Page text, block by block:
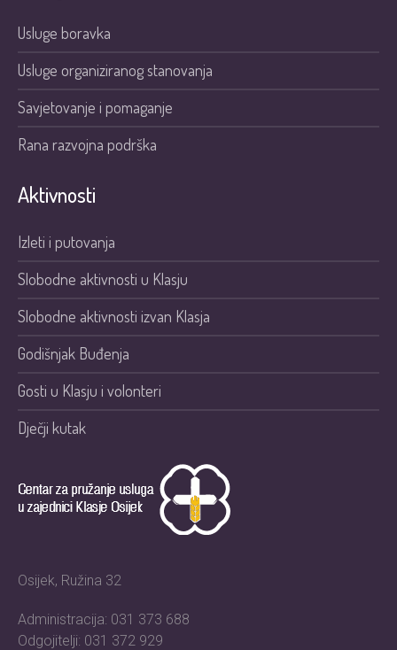
Usluge boravka
Usluge organiziranog stanovanja
Savjetovanje i pomaganje
Rana razvojna podrška
Aktivnosti
Izleti i putovanja
Slobodne aktivnosti u Klasju
Slobodne aktivnosti izvan Klasja
Godišnjak Buđenja
Gosti u Klasju i volonteri
Dječji kutak
Osijek, Ružina 32
Administracija: 031 373 688
Odgojitelji: 031 372 929